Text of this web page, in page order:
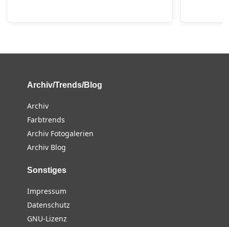
Archiv/Trends/Blog
Archiv
Farbtrends
Archiv Fotogalerien
Archiv Blog
Sonstiges
Impressum
Datenschutz
GNU-Lizenz